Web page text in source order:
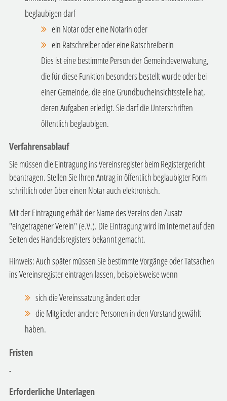
beglaubigen darf
ein Notar oder eine Notarin oder
ein Ratschreiber oder eine Ratschreiberin
Dies ist eine bestimmte Person der Gemeindeverwaltung,
die für diese Funktion besonders bestellt wurde oder bei
einer Gemeinde, die eine Grundbucheinsichtsstelle hat,
deren Aufgaben erledigt. Sie darf die Unterschriften
öffentlich beglaubigen.
Verfahrensablauf
Sie müssen die Eintragung ins Vereinsregister beim Registergericht
beantragen. Stellen Sie Ihren Antrag in öffentlich beglaubigter Form
schriftlich oder über einen Notar auch elektronisch.
Mit der Eintragung erhält der Name des Vereins den Zusatz
"eingetragener Verein" (e.V.). Die Eintragung wird im Internet auf den
Seiten des Handelsregisters bekannt gemacht.
Hinweis: Auch später müssen Sie bestimmte Vorgänge oder Tatsachen
ins Vereinsregister eintragen lassen, beispielsweise wenn
sich die Vereinssatzung ändert oder
die Mitglieder andere Personen in den Vorstand gewählt
haben.
Fristen
-
Erforderliche Unterlagen